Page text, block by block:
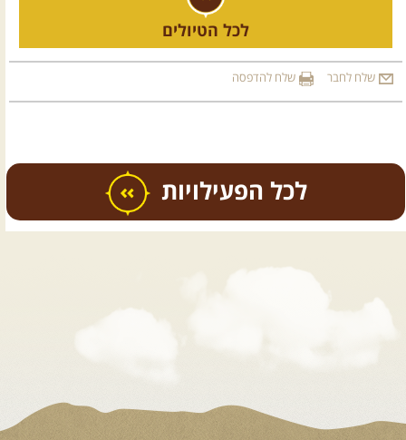
לכל הטיולים
שלח לחבר שלח להדפסה
כל הפעילויות
טיולים מודרכים בארץ